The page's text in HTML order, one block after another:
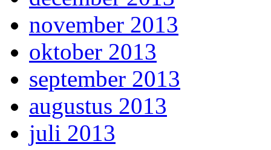
november 2013
oktober 2013
september 2013
augustus 2013
juli 2013